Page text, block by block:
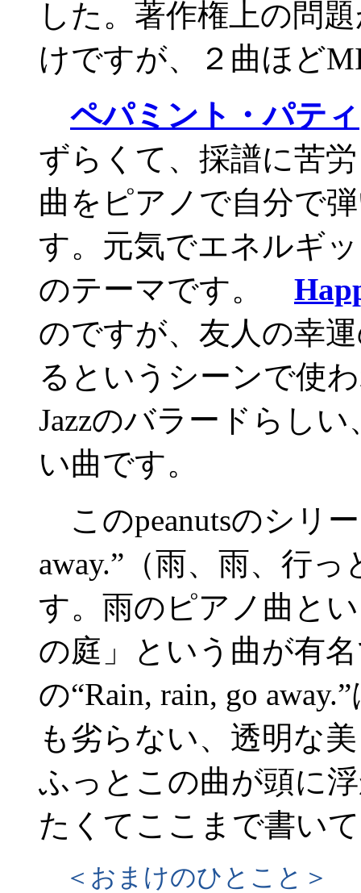
した。著作権上の問
けですが、２曲ほど
ペパミント・パティ
ずらくて、採譜に苦
曲をピアノで自分で
す。元気でエネルギ
のテーマです。
のですが、友人の幸
るというシーンで使
Jazzのバラードらし
い曲です。
このpeanutsのシリ
away.”（雨、雨、行
す。雨のピアノ曲と
の庭」という曲が有
の“Rain, rain, go
も劣らない、透明な
ふっとこの曲が頭に
たくてここまで書い
＜おまけのひとこと＞